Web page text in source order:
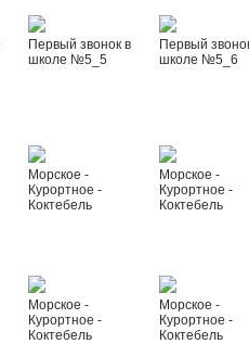
Первый звонок в
школе №5_5
Первый
школе №5_6
Морское -
Курортное -
Коктебель
Морское -
Курортное -
Коктебель
Морское -
Курортное -
Коктебель
Морское -
Курортное -
Коктебель